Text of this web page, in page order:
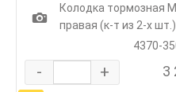
1
Колодка тормозная
правая (к-т из 2-х
4370-
- + 3